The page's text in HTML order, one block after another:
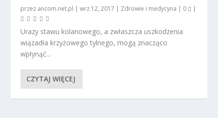
przez ancom.net.pl |wrz 12, 2017 | Zdrowie i medycyna | 0 |
Urazy stawu kolanowego, a zwłaszcza uszkodzenia
wiązadła krzyżowego tylnego, mogą znacząco
wpłynąć...
CZYTAJ WIĘCEJ